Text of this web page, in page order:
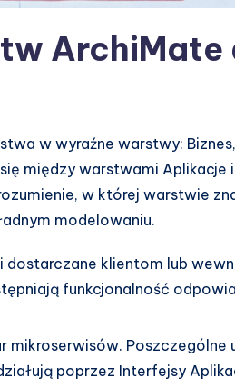
ArchiMate
w wyraźne warstwy:
między warstwami Aplikacje
w której warstwie
modelowaniu.
dostarczane klientom lub
funkcjonalność
mikroserwisów. Poszczególne
poprzez Interfejsy